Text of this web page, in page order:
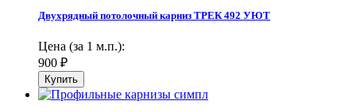
Двухрядный потолочный карниз ТРЕК 492 УЮТ
Цена (за 1 м.п.):
900 ₽